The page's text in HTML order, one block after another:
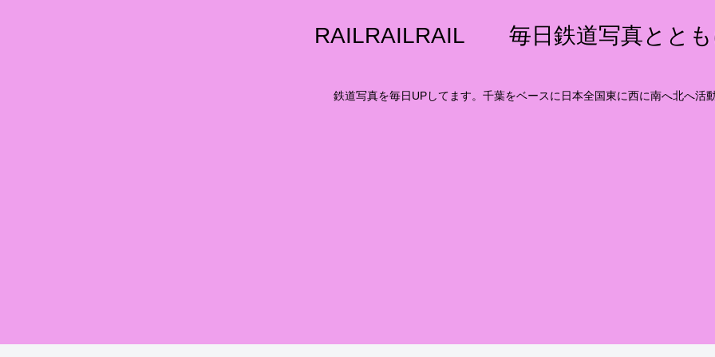
RAILRAILRAIL 毎日鉄道写真ととも
鉄道写真を毎日UPしてます。千葉をベースに日本全国東に西に南へ北へ活